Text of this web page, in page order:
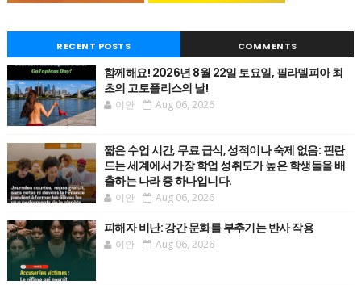
RECENT POSTS COMMENTS
함께해요! 2026년 8월 22일 토요일, 필라델피아 최
초의 고토플리스의 날!
이안 Aug 06, 2026
짧은 수업 시간, 무료 급식, 성적이나 숙제 없음: 핀란
드는 세계에서 가장 학업 성취도가 높은 학생들을 배
출하는 나라 중 하나입니다.
이안 Aug 06, 2026
피해자 비난: 강간 문화를 부추기는 반사 작용
이안 Aug 06, 2026